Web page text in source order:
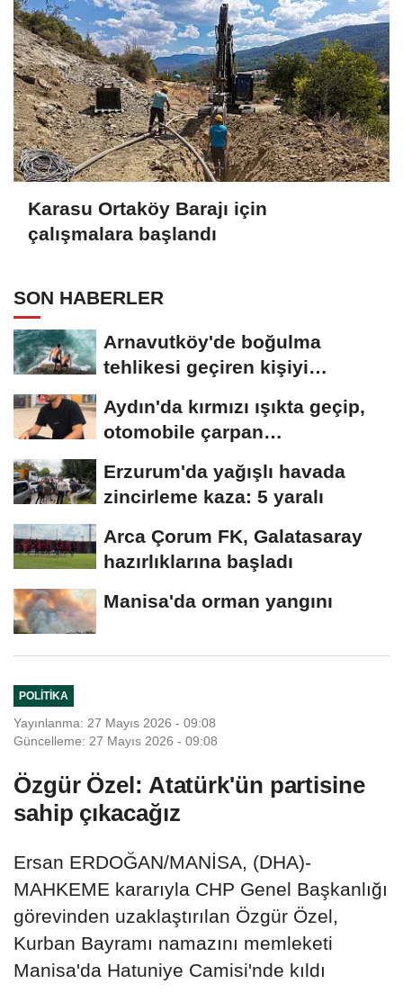
Karasu Ortaköy Barajı için
çalışmalara başlandı
SON HABERLER
Arnavutköy'de boğulma
tehlikesi geçiren kişiyi
Aydın'da kırmızı ışıkta geçip,
otomobile çarpan
Erzurum'da yağışlı havada
zincirleme kaza: 5 yaralı
Arca Çorum FK, Galatasaray
hazırlıklarına başladı
Manisa'da orman yangını
POLITIKA
Yayınlanma: 27 Mayıs 2026 - 09:08
Güncelleme: 27 Mayıs 2026 - 09:08
Özgür Özel: Atatürk'ün partisine
sahip çıkacağız
Ersan ERDOĞAN/MANİSA, (DHA)-
MAHKEME kararıyla CHP Genel Başkanlığı
görevinden uzaklaştırılan Özgür Özel,
Kurban Bayramı namazını memleketi
Manisa'da Hatuniye Camisi'nde kıldı